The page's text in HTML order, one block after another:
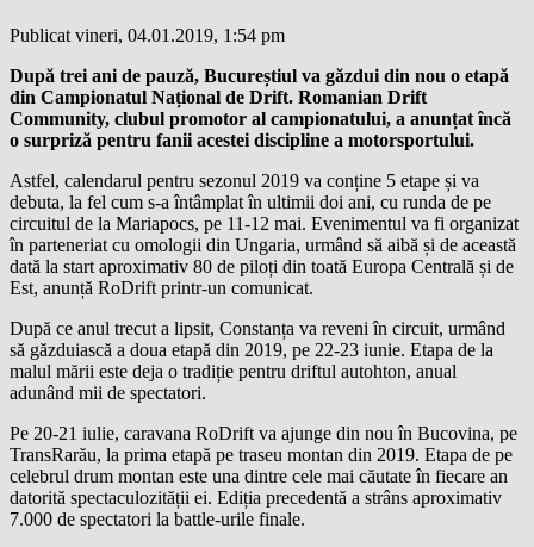
Publicat vineri, 04.01.2019, 1:54 pm
După trei ani de pauză, Bucureștiul va găzdui din nou o etapă
din Campionatul Național de Drift. Romanian Drift
Community, clubul promotor al campionatului, a anunțat încă
o surpriză pentru fanii acestei discipline a motorsportului.
Astfel, calendarul pentru sezonul 2019 va conține 5 etape și va
debuta, la fel cum s-a întâmplat în ultimii doi ani, cu runda de pe
circuitul de la Mariapocs, pe 11-12 mai. Evenimentul va fi organizat
în parteneriat cu omologii din Ungaria, urmând să aibă și de această
dată la start aproximativ 80 de piloți din toată Europa Centrală și de
Est, anunță RoDrift printr-un comunicat.
După ce anul trecut a lipsit, Constanța va reveni în circuit, urmând
să găzduiască a doua etapă din 2019, pe 22-23 iunie. Etapa de la
malul mării este deja o tradiție pentru driftul autohton, anual
adunând mii de spectatori.
Pe 20-21 iulie, caravana RoDrift va ajunge din nou în Bucovina, pe
TransRarău, la prima etapă pe traseu montan din 2019. Etapa de pe
celebrul drum montan este una dintre cele mai căutate în fiecare an
datorită spectaculozității ei. Ediția precedentă a strâns aproximativ
7.000 de spectatori la battle-urile finale.